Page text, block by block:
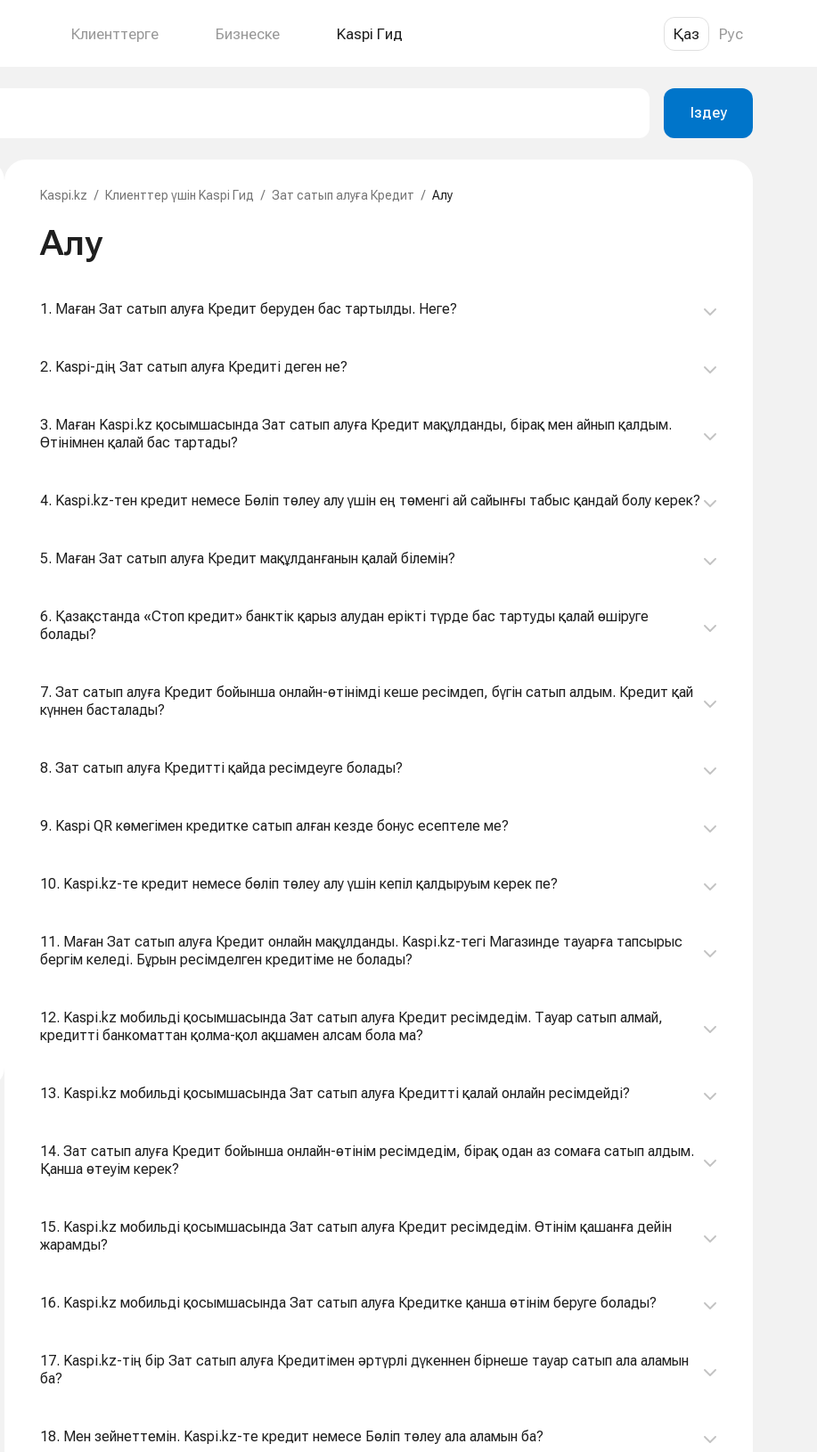
Клиенттерге Бизнеске Kaspi Гид Қаз Рус
Іздеу
Kaspi.kz / Клиенттер үшін Kaspi Гид / Зат сатып алуға Кредит / Алу
Алу
1. Маған Зат сатып алуға Кредит беруден бас тартылды. Неге?
2. Kaspi-дің Зат сатып алуға Кредиті деген не?
3. Маған Kaspi.kz қосымшасында Зат сатып алуға Кредит мақұлданды, бірақ мен айнып қалдым.
Өтінімнен қалай бас тартады?
4. Kaspi.kz-тен кредит немесе Бөліп төлеу алу үшін ең төменгі ай сайынғы табыс қандай болу керек?
5. Маған Зат сатып алуға Кредит мақұлданғанын қалай білемін?
6. Қазақстанда «Стоп кредит» банктік қарыз алудан ерікті түрде бас тартуды қалай өшіруге
болады?
7. Зат сатып алуға Кредит бойынша онлайн-өтінімді кеше ресімдеп, бүгін сатып алдым. Кредит қай
күннен басталады?
8. Зат сатып алуға Кредитті қайда ресімдеуге болады?
9. Kaspi QR көмегімен кредитке сатып алған кезде бонус есептеле ме?
10. Kaspi.kz-те кредит немесе бөліп төлеу алу үшін кепіл қалдыруым керек пе?
11. Маған Зат сатып алуға Кредит онлайн мақұлданды. Kaspi.kz-тегі Магазинде тауарға тапсырыс
бергім келеді. Бұрын ресімделген кредитіме не болады?
12. Kaspi.kz мобильді қосымшасында Зат сатып алуға Кредит ресімдедім. Тауар сатып алмай,
кредитті банкоматтан қолма-қол ақшамен алсам бола ма?
13. Kaspi.kz мобильді қосымшасында Зат сатып алуға Кредитті қалай онлайн ресімдейді?
14. Зат сатып алуға Кредит бойынша онлайн-өтінім ресімдедім, бірақ одан аз сомаға сатып алдым.
Қанша өтеуім керек?
15. Kaspi.kz мобильді қосымшасында Зат сатып алуға Кредит ресімдедім. Өтінім қашанға дейін
жарамды?
16. Kaspi.kz мобильді қосымшасында Зат сатып алуға Кредитке қанша өтінім беруге болады?
17. Kaspi.kz-тің бір Зат сатып алуға Кредитімен әртүрлі дүкеннен бірнеше тауар сатып ала аламын
ба?
18. Мен зейнеттемін. Kaspi.kz-те кредит немесе Бөліп төлеу ала аламын ба?